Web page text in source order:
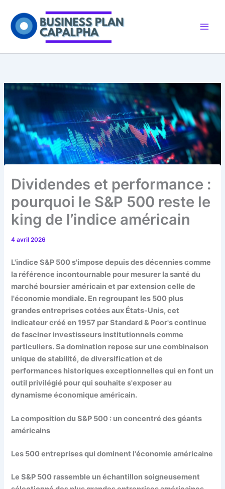
contenu
Dividendes et performance :
pourquoi le S&P 500 reste le
king de l’indice américain
4 avril 2026
L'indice S&P 500 s'impose depuis des décennies comme
la référence incontournable pour mesurer la santé du
marché boursier américain et par extension celle de
l'économie mondiale. En regroupant les 500 plus
grandes entreprises cotées aux États-Unis, cet
indicateur créé en 1957 par Standard & Poor's continue
de fasciner investisseurs institutionnels comme
particuliers. Sa domination repose sur une combinaison
unique de stabilité, de diversification et de
performances historiques exceptionnelles qui en font un
outil privilégié pour qui souhaite s'exposer au
dynamisme économique américain.
La composition du S&P 500 : un concentré des géants
américains
Les 500 entreprises qui dominent l'économie américaine
Le S&P 500 rassemble un échantillon soigneusement